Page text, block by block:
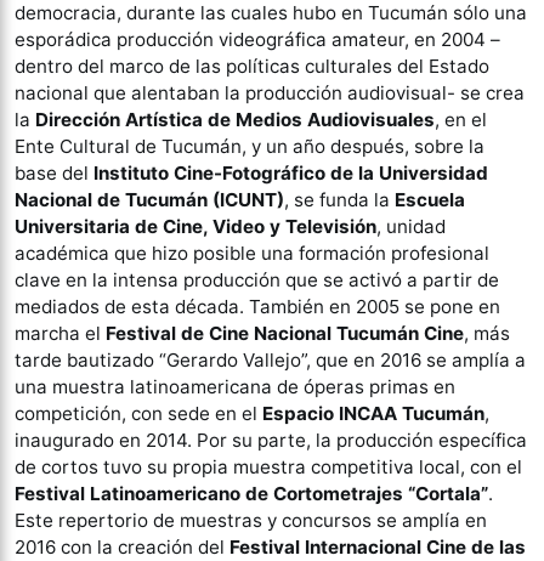
democracia, durante las cuales hubo en Tucumán sólo una
esporádica producción videográfica amateur, en 2004 –
dentro del marco de las políticas culturales del Estado
nacional que alentaban la producción audiovisual- se crea
la Dirección Artística de Medios Audiovisuales, en el
Ente Cultural de Tucumán, y un año después, sobre la
base del Instituto Cine-Fotográfico de la Universidad
Nacional de Tucumán (ICUNT), se funda la Escuela
Universitaria de Cine, Video y Televisión, unidad
académica que hizo posible una formación profesional
clave en la intensa producción que se activó a partir de
mediados de esta década. También en 2005 se pone en
marcha el Festival de Cine Nacional Tucumán Cine, más
tarde bautizado “Gerardo Vallejo”, que en 2016 se amplía a
una muestra latinoamericana de óperas primas en
competición, con sede en el Espacio INCAA Tucumán,
inaugurado en 2014. Por su parte, la producción específica
de cortos tuvo su propia muestra competitiva local, con el
Festival Latinoamericano de Cortometrajes “Cortala”.
Este repertorio de muestras y concursos se amplía en
2016 con la creación del Festival Internacional Cine de las